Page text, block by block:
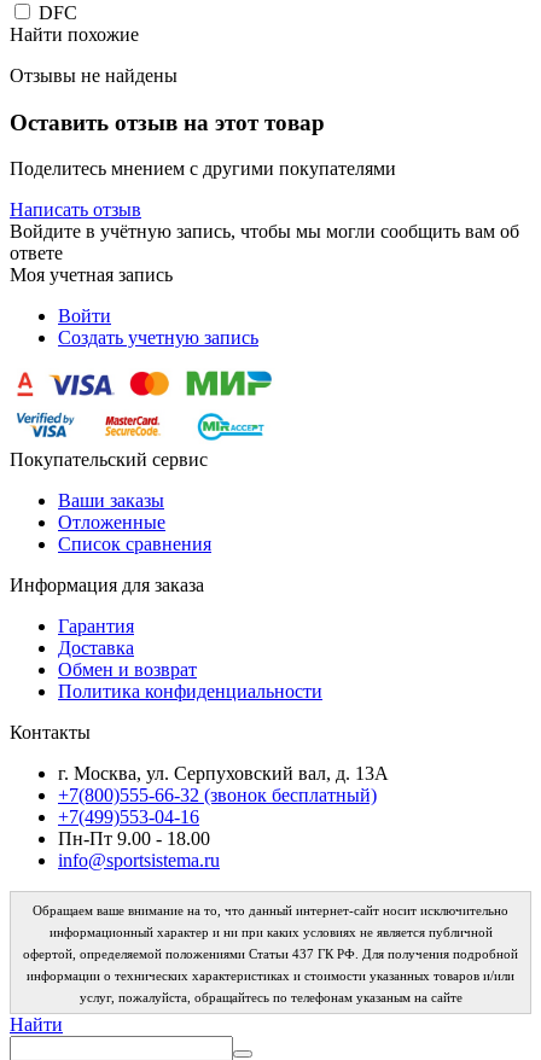
DFC
Найти похожие
Отзывы не найдены
Оставить отзыв на этот товар
Поделитесь мнением с другими покупателями
Написать отзыв
Войдите в учётную запись, чтобы мы могли сообщить вам об
ответе
Моя учетная запись
Войти
Создать учетную запись
Покупательский сервис
Ваши заказы
Отложенные
Список сравнения
Информация для заказа
Гарантия
Доставка
Обмен и возврат
Политика конфиденциальности
Контакты
г. Москва, ул. Серпуховский вал, д. 13А
+7(800)555-66-32 (звонок бесплатный)
+7(499)553-04-16
Пн-Пт 9.00 - 18.00
info@sportsistema.ru
Обращаем ваше внимание на то, что данный интернет-сайт носит исключительно
информационный характер и ни при каких условиях не является публичной
офертой, определяемой положениями Статьи 437 ГК РФ. Для получения подробной
информации о технических характеристиках и стоимости указанных товаров и/или
услуг, пожалуйста, обращайтесь по телефонам указаным на сайте
Найти